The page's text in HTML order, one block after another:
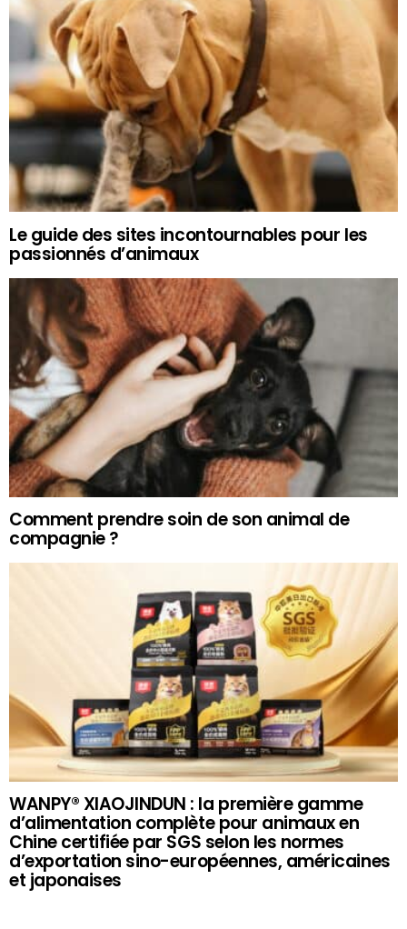
Le guide des sites incontournables pour les
passionnés d’animaux
Comment prendre soin de son animal de
compagnie ?
WANPY® XIAOJINDUN : la première gamme
d’alimentation complète pour animaux en
Chine certifiée par SGS selon les normes
d’exportation sino-européennes, américaines
et japonaises